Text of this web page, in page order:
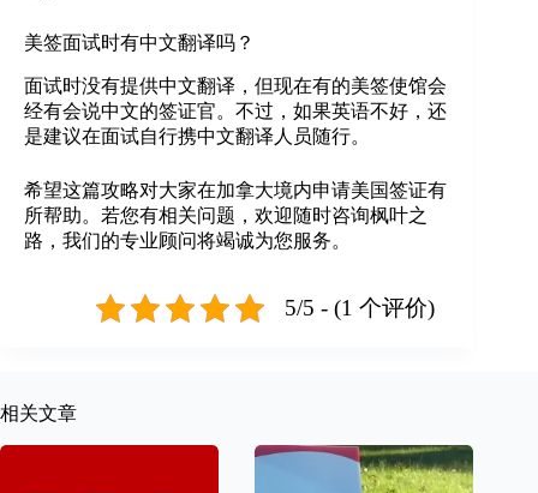
美签面试时有中文翻译吗？
面试时没有提供中文翻译，但现在有的美签使馆会
经有会说中文的签证官。不过，如果英语不好，还
是建议在面试自行携中文翻译人员随行。
希望这篇攻略对大家在加拿大境内申请美国签证有
所帮助。若您有相关问题，欢迎随时咨询枫叶之
路，我们的专业顾问将竭诚为您服务。
5/5 - (1 个评价)
相关文章